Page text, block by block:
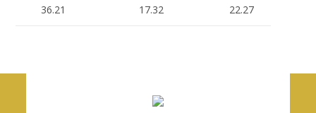
36.21 17.32 22.27